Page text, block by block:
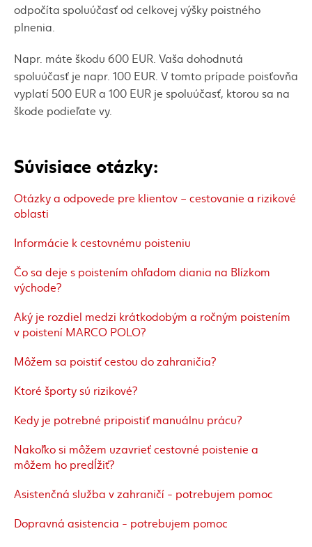
Súvisiace otázky:
Otázky a odpovede pre klientov – cestovanie a rizikové
oblasti
Informácie k cestovnému poisteniu
Čo sa deje s poistením ohľadom diania na Blízkom
východe?
Aký je rozdiel medzi krátkodobým a ročným poistením
v poistení MARCO POLO?
Môžem sa poistiť cestou do zahraničia?
Ktoré športy sú rizikové?
Kedy je potrebné pripoistiť manuálnu prácu?
Nakoľko si môžem uzavrieť cestovné poistenie a
môžem ho predĺžiť?
Asistenčná služba v zahraničí - potrebujem pomoc
Dopravná asistencia - potrebujem pomoc
odpočíta spoluúčasť od celkovej výšky poistného
plnenia.
Napr. máte škodu 600 EUR. Vaša dohodnutá
spoluúčasť je napr. 100 EUR. V tomto prípade poisťovňa
vyplatí 500 EUR a 100 EUR je spoluúčasť, ktorou sa na
škode podieľate vy.